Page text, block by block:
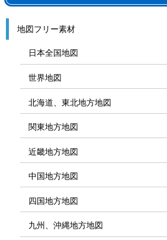
地図フリー素材
日本全国地図
世界地図
北海道、東北地方地図
関東地方地図
近畿地方地図
中国地方地図
四国地方地図
九州、沖縄地方地図